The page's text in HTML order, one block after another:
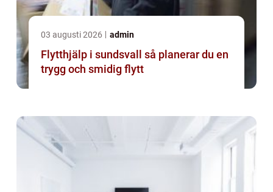
03 augusti 2026 admin
Flytthjälp i sundsvall så planerar du en
trygg och smidig flytt